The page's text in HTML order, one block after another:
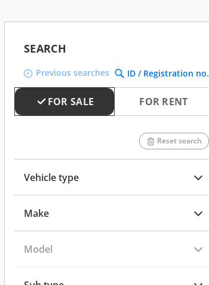
SEARCH
Previous searches ID / Registration no.
FOR SALE FOR RENT
Reset search
Vehicle type
Make
Model